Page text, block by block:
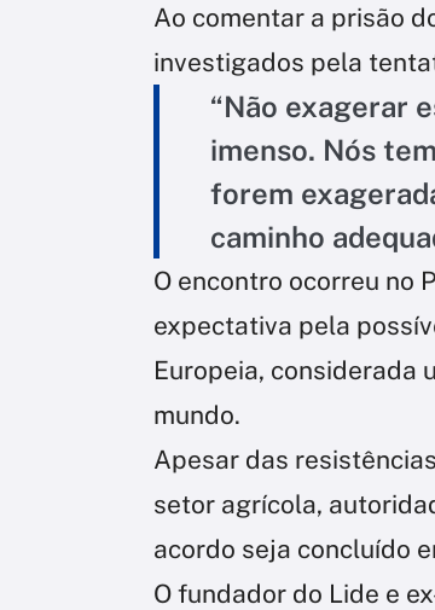
Ao comentar a prisão
investigados pela
“Não exagerar
imenso. Nós
forem
caminho
O encontro ocorreu no
expectativa pela
Europeia, considerada
mundo.
Apesar das
setor agrícola,
acordo seja concluído
O fundador do Lide e